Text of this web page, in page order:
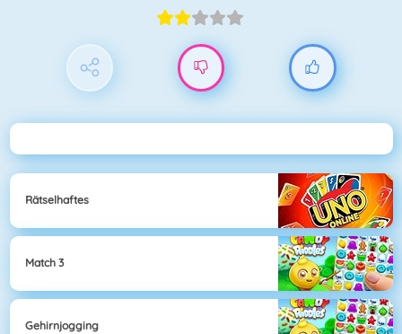
Rätselhaftes
Match 3
Gehirnjogging